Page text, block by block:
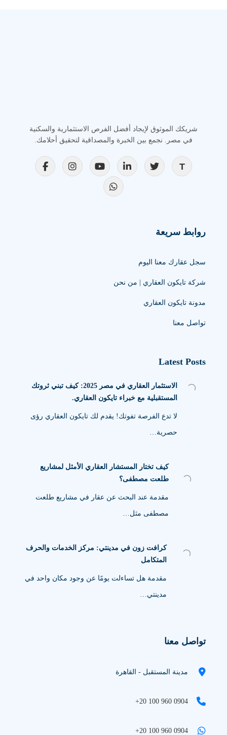
شريكك الموثوق لإيجاد أفضل الفرص الاستثمارية والسكنية
في مصر. نجمع بين الخبرة والمصداقية لتحقيق أحلامك.
روابط سريعة
سجل عقارك معنا اليوم
شركة تايكون العقاري | من نحن
مدونة تايكون العقاري
تواصل معنا
Latest Posts
الاستثمار العقاري في مصر 2025: كيف تبني ثروتك
المستقبلية مع خبراء تايكون العقاري.
لا تدع الفرصة تفوتك! يقدم لك تايكون العقاري رؤى
حصرية…
كيف تختار المستشار العقاري الأمثل لمشاريع
طلعت مصطفى؟
مقدمة عند البحث عن عقار في مشاريع طلعت
مصطفى مثل…
كرافت زون في مدينتي: مركز الخدمات والحرف
المتكامل
مقدمة هل تساءلت يومًا عن وجود مكان واحد في
مدينتي…
تواصل معنا
مدينة المستقبل - القاهرة
+20 100 960 0904
+20 100 960 0904